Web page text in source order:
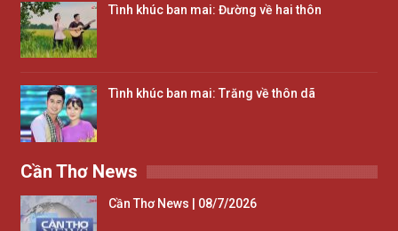
Tình khúc ban mai: Đường về hai thôn
Tình khúc ban mai: Trăng về thôn dã
Cần Thơ News
Cần Thơ News | 08/7/2026